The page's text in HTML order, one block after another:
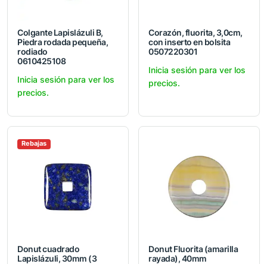
Colgante Lapislázuli B,
Piedra rodada pequeña,
rodiado
0610425108
Inicia sesión para ver los
precios.
Corazón, fluorita, 3,0cm,
con inserto en bolsita
0507220301
Inicia sesión para ver los
precios.
Rebajas
Donut cuadrado
Lapislázuli, 30mm (3
Donut Fluorita (amarilla
rayada), 40mm